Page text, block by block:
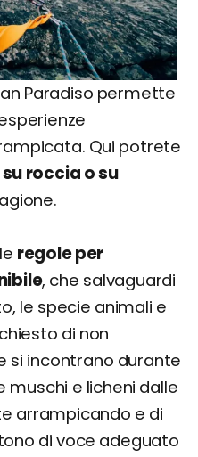
Paradiso permette
Qui potrete
roccia o su
regole per
, che salvaguardi
le specie animali e
di non
si incontrano durante
e licheni dalle
arrampicando e di
di voce adeguato